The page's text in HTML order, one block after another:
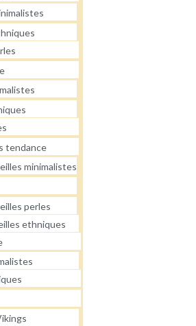
tendance
minimalistes
perles
ethniques